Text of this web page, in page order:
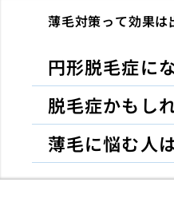
薄毛対策って効果は
円形脱毛症に
脱毛症かもし
薄毛に悩む人